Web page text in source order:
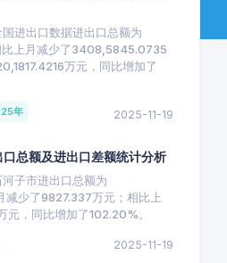
进出口数据进出口总额为
上月减少了3408,5845.0735
万元，同比增加了
年 2025-11-19
总额及进出口差额统计分析
子市进出口总额为
少了9827.337万元；相比上
，同比增加了102.20%。
2025-11-19